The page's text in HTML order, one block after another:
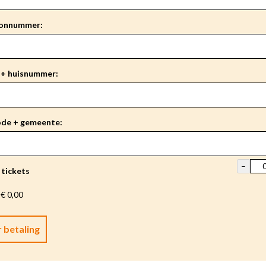
huisnummer:
+ gemeente:
tickets –
€ 0,00
betaling